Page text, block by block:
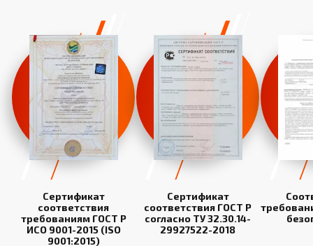
Сертификат
соответствия
требованиям ГОСТ Р
ИСО 9001-2015 (ISO
9001:2015)
Сертификат
соответствия ГОСТ Р
согласно ТУ 32.30.14-
29927522-2018